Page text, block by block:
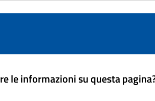
le informazioni su questa